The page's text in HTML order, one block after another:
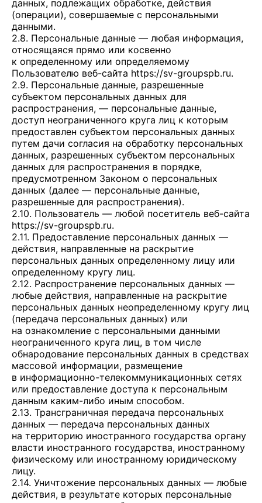
данных, подлежащих обработке, действия
(операции), совершаемые с персональными
данными.
2.8. Персональные данные — любая информация,
относящаяся прямо или косвенно
к определенному или определяемому
Пользователю веб-сайта https://sv-groupspb.ru.
2.9. Персональные данные, разрешенные
субъектом персональных данных для
распространения, — персональные данные,
доступ неограниченного круга лиц к которым
предоставлен субъектом персональных данных
путем дачи согласия на обработку персональных
данных, разрешенных субъектом персональных
данных для распространения в порядке,
предусмотренном Законом о персональных
данных (далее — персональные данные,
разрешенные для распространения).
2.10. Пользователь — любой посетитель веб-сайта
https://sv-groupspb.ru.
2.11. Предоставление персональных данных —
действия, направленные на раскрытие
персональных данных определенному лицу или
определенному кругу лиц.
2.12. Распространение персональных данных —
любые действия, направленные на раскрытие
персональных данных неопределенному кругу лиц
(передача персональных данных) или
на ознакомление с персональными данными
неограниченного круга лиц, в том числе
обнародование персональных данных в средствах
массовой информации, размещение
в информационно-телекоммуникационных сетях
или предоставление доступа к персональным
данным каким-либо иным способом.
2.13. Трансграничная передача персональных
данных — передача персональных данных
на территорию иностранного государства органу
власти иностранного государства, иностранному
физическому или иностранному юридическому
лицу.
2.14. Уничтожение персональных данных — любые
действия, в результате которых персональные